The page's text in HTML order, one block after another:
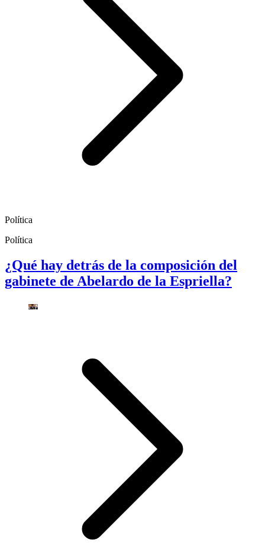
Política
Política
¿Qué hay detrás de la composición del
gabinete de Abelardo de la Espriella?